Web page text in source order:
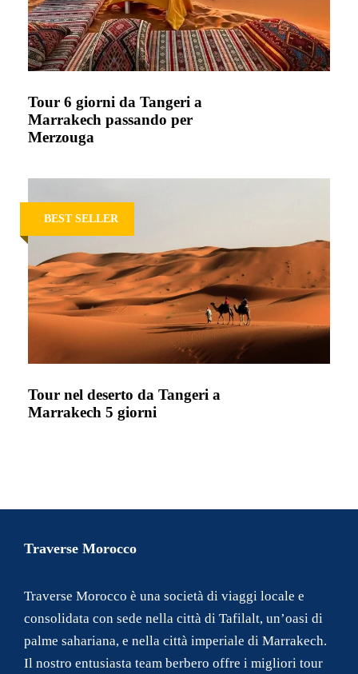
Tour 6 giorni da Tangeri a
Marrakech passando per
Merzouga
BEST SELLER
Tour nel deserto da Tangeri a
Marrakech 5 giorni
Traverse Morocco
Traverse Morocco è una società di viaggi locale e
consolidata con sede nella città di Tafilalt, un’oasi di
palme sahariana, e nella città imperiale di Marrakech.
Il nostro entusiasta team berbero offre i migliori tour